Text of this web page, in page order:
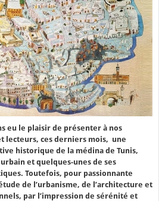
eu le plaisir de présenter à nos
lecteurs, ces derniers mois, une
historique de la médina de Tunis,
et quelques-unes de ses
Toutefois, pour passionnante
de l’urbanisme, de l’architecture et
par l’impression de sérénité et